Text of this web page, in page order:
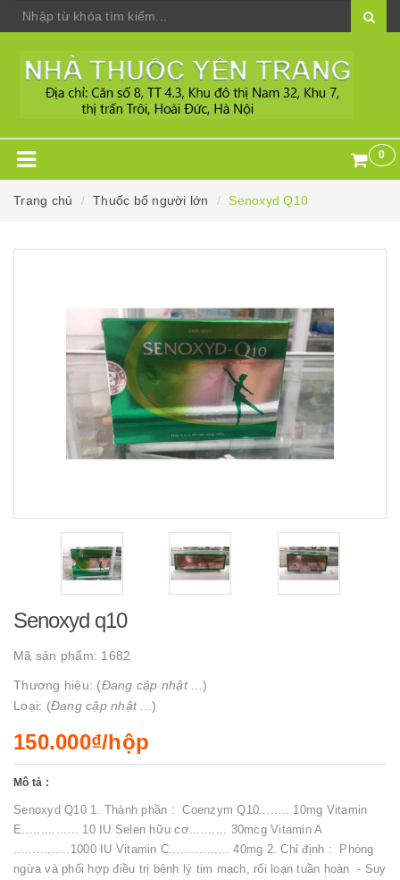
0
Trang chủ Thuốc bổ người lớn Senoxyd Q10
Senoxyd q10
Mã sản phẩm: 1682
Thương hiệu: (Đang cập nhật ... )
Loại: (Đang cập nhật ... )
150.000₫/hộp
Mô tả :
Senoxyd Q10 1. Thành phần : Coenzym Q10........ 10mg Vitamin
E............... 10 IU Selen hữu cơ.......... 30mcg Vitamin A
...............1000 IU Vitamin C................ 40mg 2. Chỉ định : Phòng
ngừa và phối hợp điều trị bệnh lý tim mạch, rối loạn tuần hoàn - Suy